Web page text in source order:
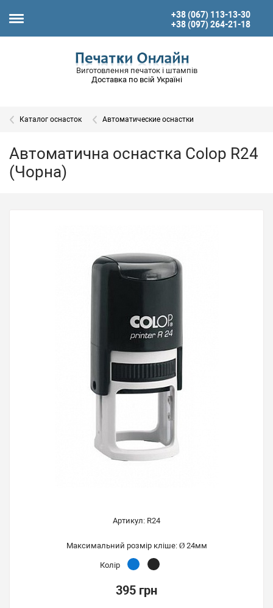
+38 (067) 113-13-30
+38 (097) 264-21-18
Виготовлення печаток і штампів
Доставка по всій Україні
Каталог оснасток Автоматические оснастки
Автоматична оснастка Colop R24
(Чорна)
Артикул: R24
Максимальний розмір кліше: Ø 24мм
Колір
395 грн